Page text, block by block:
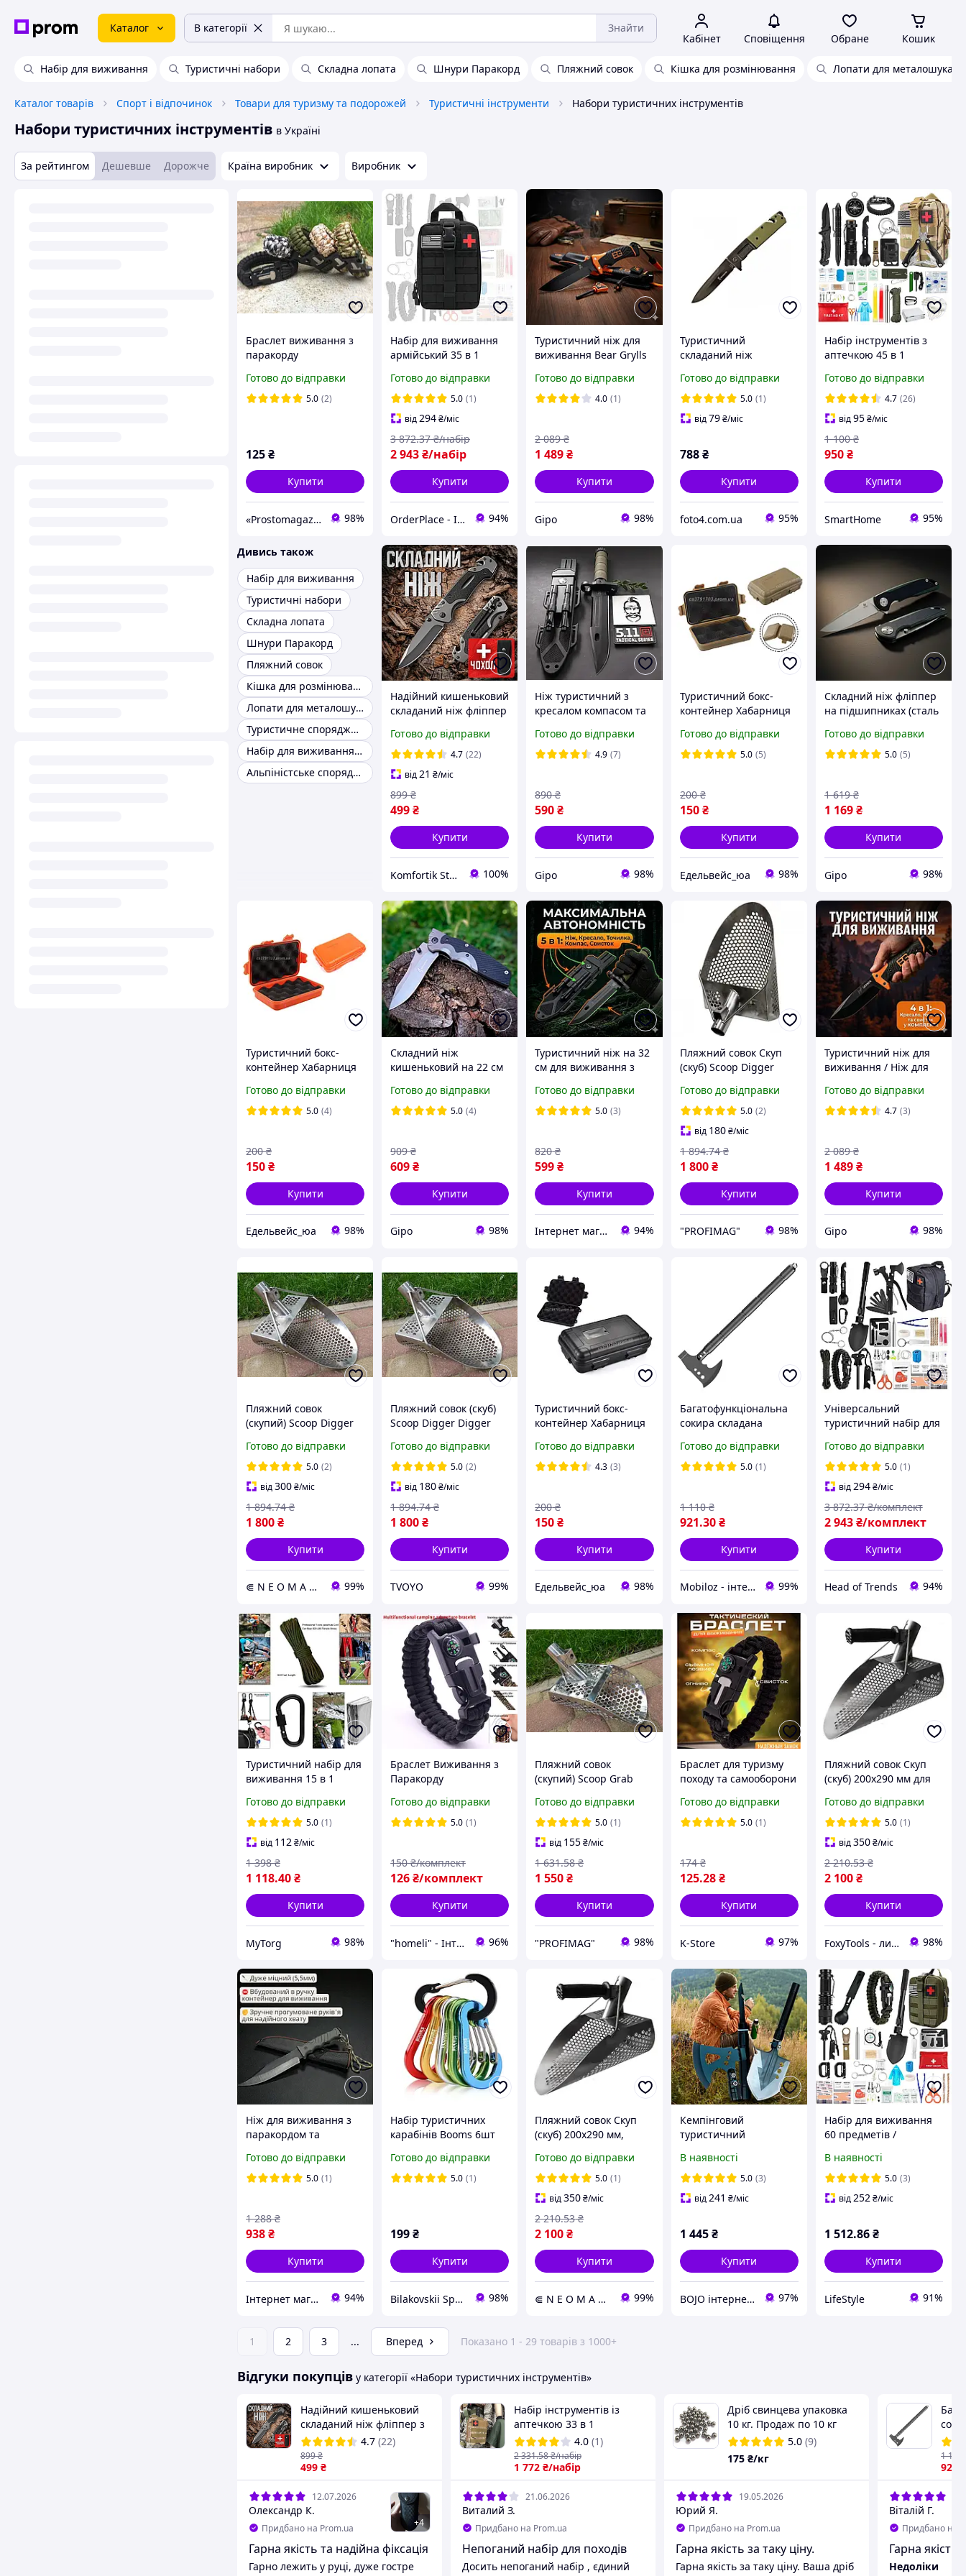
Каталог В категорії Знайти
Кабінет Сповіщення Обране Кошик
Набір для виживання Туристичні набори Складна лопата Шнури Паракорд Пляжний совок Кішка для розмінювання Лопати для
Каталог товарів Спорт і відпочинок Товари для туризму та подорожей Туристичні інструменти Набори туристичних інструментів
Набори туристичних інструментів в Україні
За рейтингом Дешевше Дорожче Країна виробник Виробник
Браслет виживання з
паракорду
Готово до відправки
5.0 (2)
125₴
Купити
«Prostomagazin» 98%
Набір для виживання
армійський 35 в 1
інструментами SOS у
сумці MOLLE
Готово до відправки
5.0 (1)
від294₴/міс
2 943₴/набір
3 872.37 ₴/набір
Купити
OrderPlace - Інтернет-магазин товарів для дому 94%
Туристичний ніж для
виживання Bear Grylls
розпалу вогню /
фіксований ніж 25 см з
Готово до відправки
4.0 (1)
1 489₴
2 089 ₴
Купити
Gipo 98%
Туристичний
складаний ніж
кишеньковий
напівавтоматичний
ніж із фліпером,
склобоєм та
Готово до відправки
5.0 (1)
від79 ₴/міс
788 ₴
Купити
foto4.com.ua 95%
Набір інструментів з
аптечкою 45 в 1
Готово до відправки
4.7 (26)
від95₴/міс
950₴
1 100 ₴
Купити
SmartHome 95%
Дивись також
Набір для виживання
Туристичні набори
Складна лопата
Шнури Паракорд
Пляжний совок
Кішка для розмінювання
Лопати для металошукачів
Туристичне спорядження
Набір для виживання в лісі
Альпіністське спорядження
Надійний кишеньковий
складаний ніж фліппер
склобоєм Складний ніж
для походу подорожі в
машину 23 см з чохлом
Готово до відправки
4.7 (22)
від21 ₴/міс
499₴
899 ₴
Купити
Komfortik Store 100%
Ніж туристичний з
кресалом компасом та
чохлом / Надійний ніж
для походів та
Готово до відправки
4.9 (7)
590₴
890 ₴
Купити
Gipo 98%
Туристичний бокс-
контейнер Хабарниця
(1713)
Готово до відправки
5.0 (5)
150 ₴
200 ₴
Купити
Едельвейс_юа 98%
Складний ніж фліппер
на підшипниках (сталь
Кишеньковий ніж
розкладний EDC для
Готово до відправки
5.0 (5)
1 169₴
1 619 ₴
Купити
Gipo 98%
Туристичний бокс-
контейнер Хабарниця
(orange) (1211)
Готово до відправки
5.0 (4)
150₴
200 ₴
Купити
Едельвейс_юа 98%
Складний ніж
кишеньковий на 22 см
EDC / міцний ножик з
кліпсою на пояс,
Готово до відправки
5.0 (4)
609₴
909 ₴
Купити
Gipo 98%
Туристичний ніж на 32
см для виживання з
ніж фіксований у чохлі
для походів та
Готово до відправки
5.0 (3)
599₴
820 ₴
Купити
Інтернет магазин Slando 94%
Пляжний совок Скуп
(скуб) Scoop Digger
пошуку
Готово до відправки
5.0 (2)
від 180 ₴/міс
1 800 ₴
1 894.74 ₴
Купити
"PROFIMAG" 98%
Туристичний ніж для
виживання / Ніж для
клинком, кресалом для
розпалу вогню,
Готово до відправки
4.7 (3)
1 489₴
2 089 ₴
Купити
Gipo 98%
Пляжний совок
(скупий) Scoop Digger
товщина 1.5 мм отвір
9мм розмір 200х290 мм
Готово до відправки
5.0 (2)
від300₴/міс
1 800₴
1 894.74 ₴
Купити
⋐ N E O M A G ⋑ 99%
Пляжний совок (скуб)
Scoop Digger Digger
мм отвір 9мм розмір
200х290 мм
Готово до відправки
5.0 (2)
від 180₴/міс
1 800₴
1 894.74 ₴
Купити
TVOYO 99%
Туристичний бокс-
контейнер Хабарниця
(чорний) (1083)
Готово до відправки
4.3 (3)
150₴
200 ₴
Купити
Едельвейс_юа 98%
Багатофункціональна
сокира складана
з насадками 2 шт.
Готово до відправки
5.0 (1)
921.30 ₴
1 110 ₴
Купити
Mobiloz - інтернет-магазин Мобілоз 99%
Універсальний
туристичний набір для
водонепроникній сумці
комплект кемпінг-
аксесуарів
Готово до відправки
5.0 (1)
від294₴/міс
2 943₴/комплект
3 872.37 ₴/комплект
Купити
Head of Trends 94%
Туристичний набір для
виживання 15 в 1
Готово до відправки
5.0 (1)
від 112₴/міс
1 118.40₴
1 398 ₴
Купити
MyTorg 98%
Браслет Виживання з
Паракорду
Готово до відправки
5.0 (1)
126₴/комплект
150 ₴/комплект
Купити
"homeli" - Інтернет-магазин 96%
Пляжний совок
(скупий) Scoop Grab
9мм размер130×250 мм
Готово до відправки
5.0 (1)
від 155₴/міс
1 550₴
1 631.58 ₴
Купити
"PROFIMAG" 98%
Браслет для туризму
походу та самооборони
Готово до відправки
5.0 (1)
125.28 ₴
174 ₴
Купити
K-Store 97%
Пляжний совок Скуп
(скуб) 200х290 мм для
+ посилена
прогумована ручка
Готово до відправки
5.0 (1)
від350₴/міс
2 100₴
2 210.53 ₴
Купити
FoxyTools - лисичка без інструменту не лишить! 98%
Ніж для виживання з
паракордом та
Туристичний ніж для
походів з чохлом,
Готово до відправки
5.0 (1)
938₴
1 288 ₴
Купити
Інтернет магазин Slando 94%
Набір туристичних
карабінів Booms 6шт
Готово до відправки
5.0 (1)
199₴
Купити
Bilakovskii Space 98%
Пляжний совок Скуп
(скуб) 200х290 мм,
1,5мм+ посилена
прогумована ручка
Готово до відправки
5.0 (1)
від350₴/міс
2 100₴
2 210.53 ₴
Купити
⋐ N E O M A G ⋑ 99%
Кемпінговий
туристичний
набір інструментів 7 в
1 у кейсі 1853 (JS)
В наявності
5.0 (3)
від241 ₴/міс
1 445 ₴
Купити
BOJO інтернет-магазин 97%
Набір для виживання
60 предметів /
інструментів /
Тактичний підсумок-
аптечка
В наявності
5.0 (3)
від252₴/міс
1 512.86₴
Купити
LifeStyle 91%
1 2 3 ... Вперед Показано 1 - 29 товарів з 1000+
Відгуки покупців у категорії «Набори туристичних інструментів»
Надійний кишеньковий
складаний ніж фліппер з
стропорізом та склобоєм
Складний ніж для походу
подорожі в машину 23 см
з чохлом
4.7 (22)
499 ₴
899₴
12.07.2026
Олександр К.
Придбано на Prom.ua +4
Гарна якість та надійна фіксація
Гарно лежить у руці, дуже гостре
Набір інструментів із
аптечкою 33 в 1
туристичний комплект
SOS для виживання,
багатофункціональний
набір мисливця рибалка
4.0 (1)
1 772 ₴/набір
2 331.58₴/набір
21.06.2026
Виталий З.
Придбано на Prom.ua
Непоганий набір для походів
Досить непоганий набір , єдиний
Дріб свинцева упаковка
10 кг. Продаж по 10 кг
5.0 (9)
175 ₴/кг
19.05.2026
Юрий Я.
Придбано на Prom.ua
Гарна якість за таку ціну.
Гарна якість за таку ціну. Ваша дріб
921
1 110
Віталій Г.
Придбано на
Гарна якість
Недоліки